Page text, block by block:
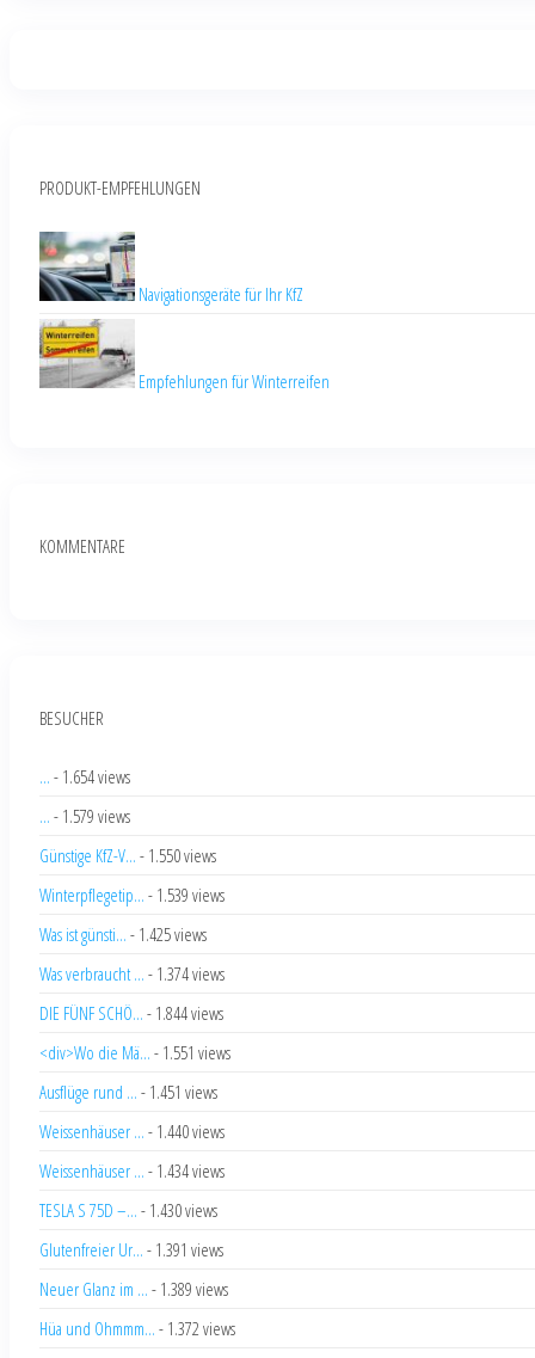
PRODUKT-EMPFEHLUNGEN
Navigationsgeräte für Ihr KfZ
Empfehlungen für Winterreifen
KOMMENTARE
BESUCHER
... - 1.654 views
... - 1.579 views
Günstige KfZ-V... - 1.550 views
Winterpflegetip... - 1.539 views
Was ist günsti... - 1.425 views
Was verbraucht ... - 1.374 views
DIE FÜNF SCHÖ... - 1.844 views
<div>Wo die Mä... - 1.551 views
Ausflüge rund ... - 1.451 views
Weissenhäuser ... - 1.440 views
Weissenhäuser ... - 1.434 views
TESLA S 75D –... - 1.430 views
Glutenfreier Ur... - 1.391 views
Neuer Glanz im ... - 1.389 views
Hüa und Ohmmm... - 1.372 views